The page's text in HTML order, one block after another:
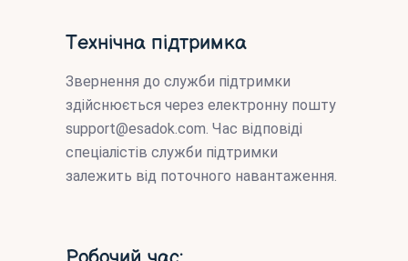
Технічна підтримка
Звернення до служби підтримки
здійснюється через електронну пошту
support@esadok.com. Час відповіді
спеціалістів служби підтримки
залежить від поточного навантаження.